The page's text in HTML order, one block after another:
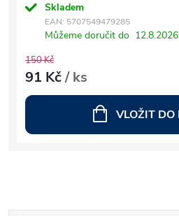
Skladem
EAN: 5707549479285
Můžeme doručit do 12.8.2026
150 Kč
91 Kč/ ks
VLOŽIT DO